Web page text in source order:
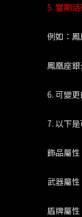
5. 當期
例如：
鳳凰座
6. 可變
7. 以下
飾品屬
武器屬
盾牌屬